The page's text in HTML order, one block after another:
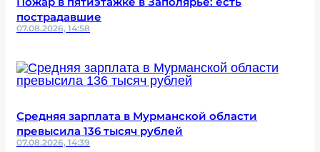
пострадавшие
07.08.2026, 14:58
Средняя зарплата в Мурманской области
превысила 136 тысяч рублей
07.08.2026, 14:39